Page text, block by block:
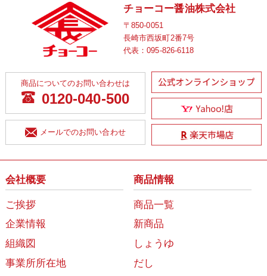
チョーコー醤油株式会社
〒850-0051
長崎市西坂町2番7号
代表：095-826-6118
商品についてのお問い合わせは
0120-040-500
メールでのお問い合わせ
会社概要
ご挨拶
企業情報
組織図
事業所所在地
商品情報
商品一覧
新商品
しょうゆ
だし